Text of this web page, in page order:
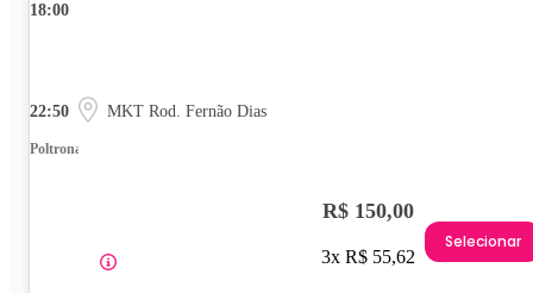
18:00
22:50 MKT Rod. Fernão Dias
Poltrona
R$ 150,00
3x R$ 55,62
Selecionar